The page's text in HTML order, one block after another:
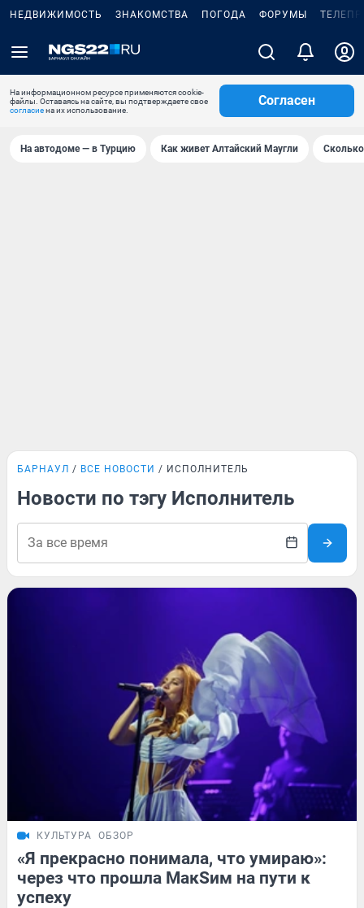
НЕДВИЖИМОСТЬ ЗНАКОМСТВА ПОГОДА ФОРУМЫ
На информационном ресурсе применяются cookie-
файлы. Оставаясь на сайте, вы подтверждаете свое
согласиена их использование.
Согласен
На автодоме — в Турцию Как живет Алтайский Маугли
БАРНАУЛ ВСЕ НОВОСТИ ИСПОЛНИТЕЛЬ
Новости по тэгу Исполнитель
КУЛЬТУРА ОБЗОР
«Я прекрасно понимала, что умираю»:
через что прошла МакSим на пути к
успеху